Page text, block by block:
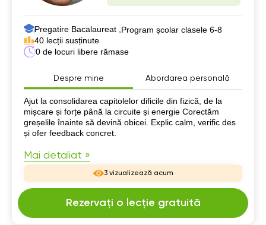
Pregatire Bacalaureat , Program școlar clasele 6-8
40 lecții susținute
0 de locuri libere rămase
Despre mine Abordarea personală
Despre mine
Ajut la consolidarea capitolelor dificile din fizică, de la
mișcare și forțe până la circuite și energie Corectăm
greșelile înainte să devină obicei. Explic calm, verific des
și ofer feedback concret.
Mai detaliat »
3 vizualizează acum
Rezervați o lecție gratuită